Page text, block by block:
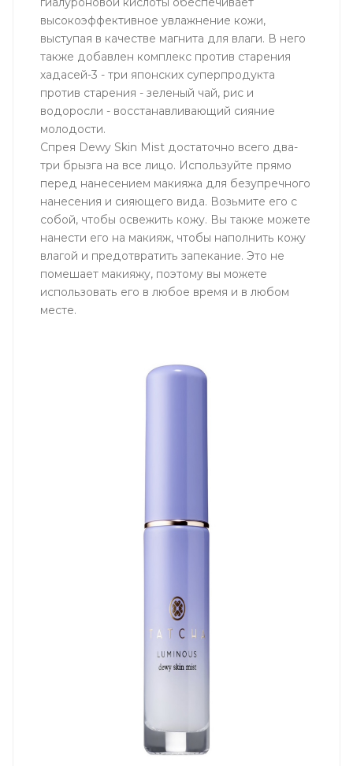
высокоэффективное увлажнение кожи,
выступая в качестве магнита для влаги. В него
также добавлен комплекс против старения
хадасей-3 - три японских суперпродукта
против старения - зеленый чай, рис и
водоросли - восстанавливающий сияние
молодости.
Спрея Dewy Skin Mist достаточно всего два-
три брызга на все лицо. Используйте прямо
перед нанесением макияжа для безупречного
нанесения и сияющего вида. Возьмите его с
собой, чтобы освежить кожу. Вы также можете
нанести его на макияж, чтобы наполнить кожу
влагой и предотвратить запекание. Это не
помешает макияжу, поэтому вы можете
использовать его в любое время и в любом
месте.